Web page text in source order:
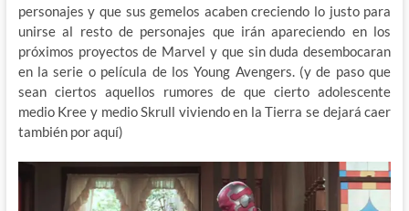
personajes y que sus gemelos acaben creciendo lo justo para
unirse al resto de personajes que irán apareciendo en los
próximos proyectos de Marvel y que sin duda desembocaran
en la serie o película de los Young Avengers. (y de paso que
sean ciertos aquellos rumores de que cierto adolescente
medio Kree y medio Skrull viviendo en la Tierra se dejará caer
también por aquí)